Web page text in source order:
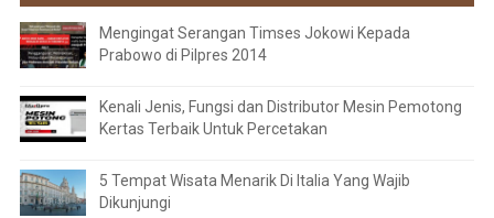
Mengingat Serangan Timses Jokowi Kepada
Prabowo di Pilpres 2014
Kenali Jenis, Fungsi dan Distributor Mesin Pemotong
Kertas Terbaik Untuk Percetakan
5 Tempat Wisata Menarik Di Italia Yang Wajib
Dikunjungi